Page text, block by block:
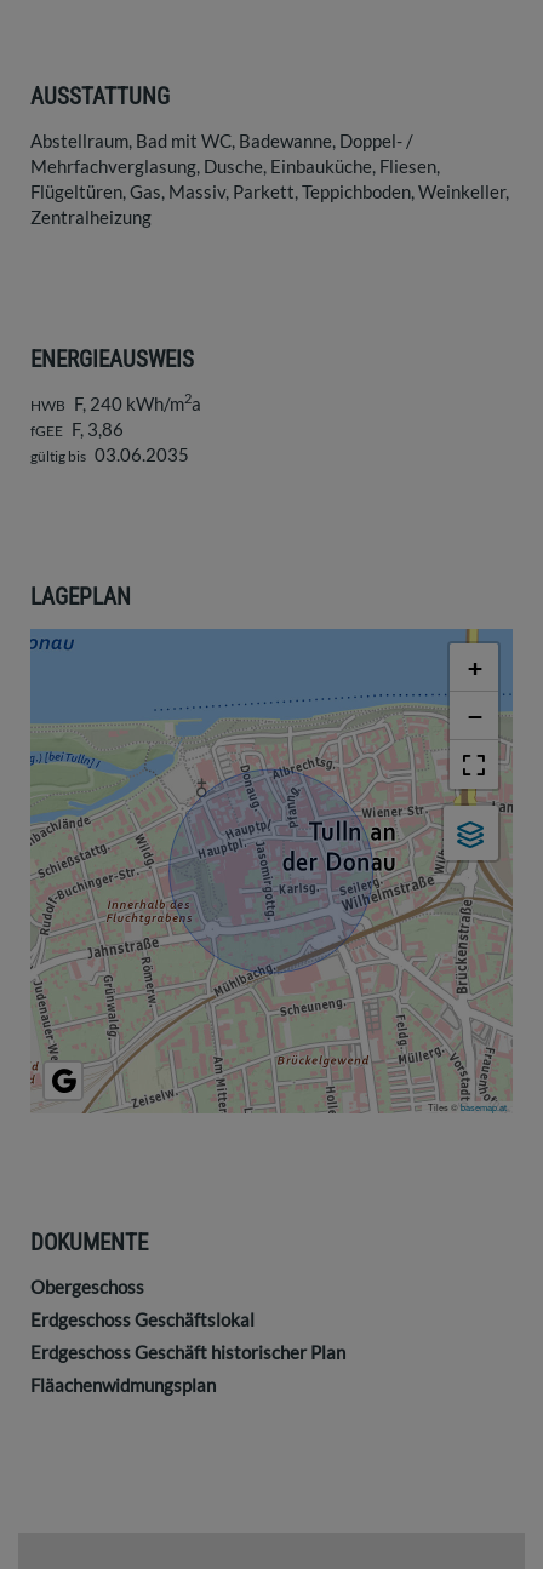
AUSSTATTUNG
Abstellraum Bad mit WC Badewanne Doppel- /
Mehrfachverglasung Dusche Einbauküche Fliesen
Flügeltüren Gas Massiv Parkett Teppichboden Weinkeller
Zentralheizung
ENERGIEAUSWEIS
HWB F, 240 kWh/m2a
fGEE F, 3,86
gültig bis 03.06.2035
LAGEPLAN
+
−
Tiles ©basemap.at
DOKUMENTE
Obergeschoss
Erdgeschoss Geschäftslokal
Erdgeschoss Geschäft historischer Plan
Fläachenwidmungsplan